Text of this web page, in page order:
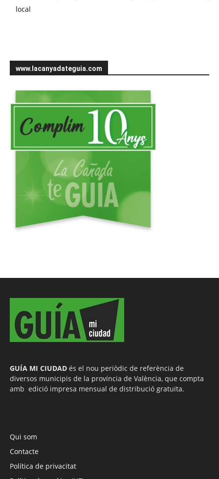
local
www.lacanyadateguia.com
GUÍA MI CIUDAD és el nou periòdic de referència de
diversos municipis de la província de València, que compta
amb edició impresa mensual de distribució gratuïta.
Qui som
Contacte
Política de privacitat